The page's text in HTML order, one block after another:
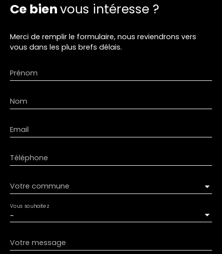
Ce bienvous intéresse ?
Merci de remplir le formulaire, nous reviendrons vers
vous dans les plus brefs délais.
Prénom
Nom
Email
Téléphone
Votre commune
-
Vous souhaitez
Votre message